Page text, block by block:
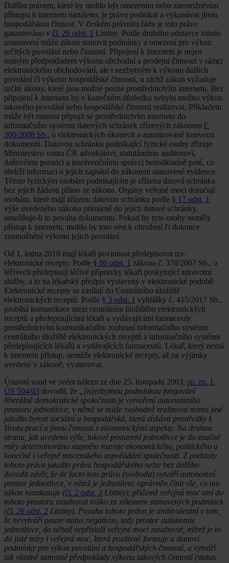
Dalším právem, které by mohlo být omezením nebo znemožněním
přístupu k internetu narušeno, je právo podnikat a vykonávat jinou
hospodářskou činnost. V českém právním řádu je toto právo
garantováno v čl. 26 odst. 1 Listiny. Podle druhého odstavce tohoto
ustanovení může zákon stanovit podmínky a omezení pro výkon
určitých povolání nebo činností. Připojení k internetu je nejen
nutným předpokladem výkonu obchodní a prodejní činnosti v rámci
elektronického obchodování, ale i nezbytným k výkonu dalších
povolání či výkonu hospodářské činnosti, u nichž zákon vyžaduje
určité úkony, které jsou možné pouze prostřednictvím internetu. Bez
připojení k internetu by v konečném důsledku nebylo možno výkon
takového povolání nebo hospodářské činnosti realizovat. Příkladem
může být nutnost připojit se prostřednictvím internetu do
informačního systému datových schránek zřízených zákonem č.
300/2008 Sb., o elektronických úkonech a autorizované konverzi
dokumentů. Datovou schránku podnikající fyzické osoby zřizuje
Ministerstvo vnitra ČR advokátovi, statutárnímu auditorovi,
daňovému poradci a insolvenčnímu správci bezodkladně poté, co
obdrží informaci o jejich zapsání do zákonem stanovené evidence.
Těmto fyzickým osobám podnikajícím je zřízena datová schránka
bez jejich žádosti přímo ze zákona. Orgány veřejné moci doručují
osobám, které mají zřízenu datovou schránku podle § 17 odst. 1
výše uvedeného zákona primárně do jejich datové schránky,
umožňuje-li to povaha dokumentu. Pokud by tyto osoby neměly
přístup k internetu, mohlo by toto vést k ohrožení či dokonce
znemožnění výkonu jejich povolání.
Od 1. ledna 2018 mají lékaři povinnost předepisovat tzv.
elektronické recepty. Podle § 80 odst. 1 zákona č. 378/2007 Sb., o
léčivech předepisují léčivé přípravky lékaři poskytující zdravotní
služby, a to na lékařský předpis vystavený v elektronické podobě.
Elektronické recepty se zasílají do Centrálního úložiště
elektronických receptů. Podle § 3 odst. 1 vyhlášky č. 415/2017 Sb.,
probíhá komunikace mezi centrálním úložištěm elektronických
receptů a předepisujícími lékaři a vydávajícími farmaceuty
prostřednictvím komunikačního rozhraní informačního systému
centrálního úložiště elektronických receptů a informačního systému
předepisujících lékařů a vydávajících farmaceutů. Lékař, který nemá
k internetu přístup, nemůže elektronické recepty, až na výjimky
uvedené v zákoně, vystavovat.
Ústavní soud ve svém nálezu ze dne 25. listopadu 2003, sp. zn. I.
ÚS 504/03 dovodil, že
„[n]ezbytnou podmínkou fungování
liberálně demokratické společnosti je vytvoření autonomního
prostoru jednotlivce, v němž se může svobodně realizovat mimo jiné
jakožto bytost sociální a hospodářská, která získává prostředky k
životu prací a jinou činností s ekonomickými aspekty. Na druhou
stranu, jak uvedeno výše, takové postavení jednotlivce je do značné
míry determinováno stupněm rozvoje ekonomického, politického a
konečně i veřejně mocenského uspořádání společnosti. Z podstaty
tohoto práva jakožto práva hospodářského nelze bez dalšího
dovodit závěr, že de facto toto právo (svoboda) vytváří autonomní
prostor jednotlivce, v němž je jednotlivec oprávněn činit vše, co mu
zákon nezakazuje (čl. 2 odst. 3 Listiny), přičemž veřejná moc smí do
tohoto prostoru zasahovat toliko za zákonem stanovených podmínek
(čl. 26 odst. 2 Listiny). Povaha tohoto práva je ambivalentní v tom,
že nevytváří pouze status negativus, tedy prostor autonomie
jednotlivce, do něhož nepřísluší veřejné moci zasahovat, nýbrž je to
do jisté míry i veřejná moc, která pozitivně formuje a stanoví
podmínky pro výkon povolání a hospodářských činností, a vytváří
tak vlastně samotné předpoklady výkonu takových činností (status